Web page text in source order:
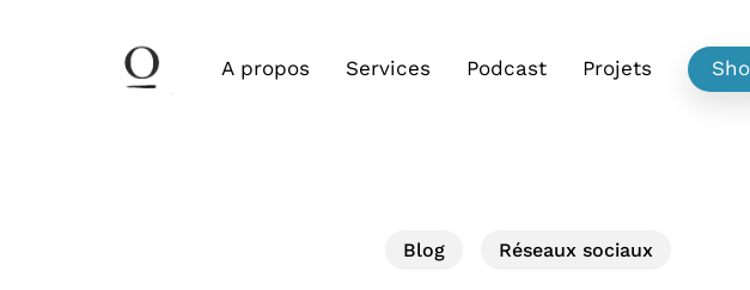
A propos Services Podcast Projets
Blog Réseaux sociaux